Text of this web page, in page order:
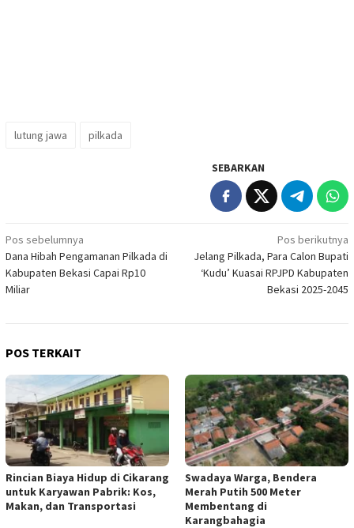
lutung jawa pilkada
SEBARKAN
Navigasi
pos
Pos sebelumnya
Dana Hibah Pengamanan Pilkada di
Kabupaten Bekasi Capai Rp10
Miliar
Pos berikutnya
Jelang Pilkada, Para Calon Bupati
‘Kudu’ Kuasai RPJPD Kabupaten
Bekasi 2025-2045
POS TERKAIT
Rincian Biaya Hidup di Cikarang
untuk Karyawan Pabrik: Kos,
Makan, dan Transportasi
Swadaya Warga, Bendera
Merah Putih 500 Meter
Membentang di
Karangbahagia